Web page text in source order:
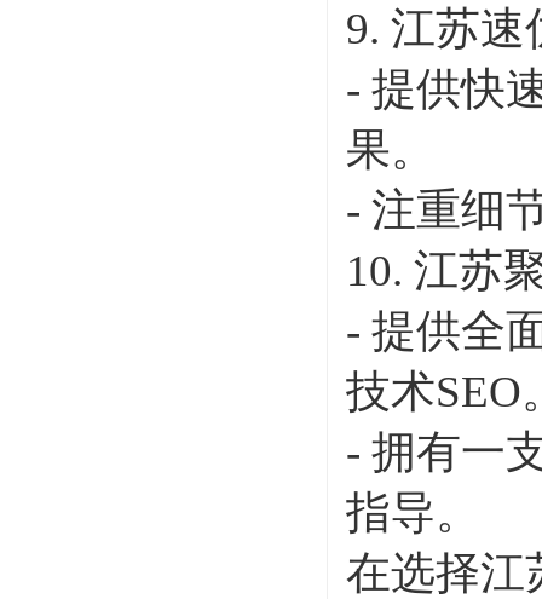
9. 江苏
- 提供快
果。
- 注重细
10. 江苏
- 提供全
技术SEO
- 拥有一
指导。
在选择江